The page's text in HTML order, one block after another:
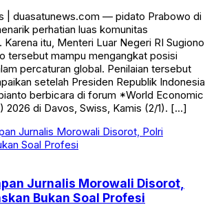
| duasatunews.com — pidato Prabowo di
perhatian luas komunitas
Karena itu, Menteri Luar Negeri RI Sugiono
tersebut mampu mengangkat posisi
percaturan global. Penilaian tersebut
setelah Presiden Republik Indonesia
berbicara di forum *World Economic
2026 di Davos, Swiss, Kamis (2/1). […]
Jurnalis Morowali Disorot,
Bukan Soal Profesi